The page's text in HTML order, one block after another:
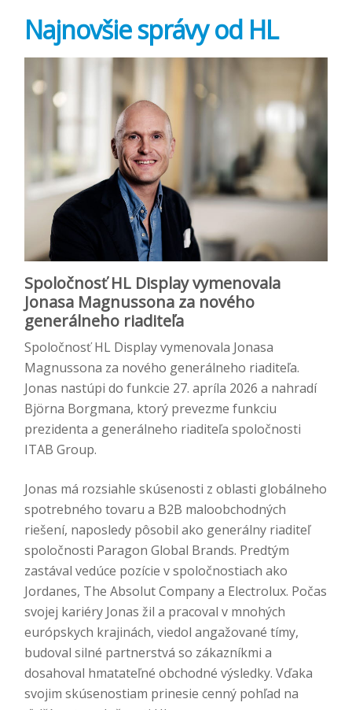
Najnovšie správy od HL
Spoločnosť HL Display vymenovala
Jonasa Magnussona za nového
generálneho riaditeľa
Spoločnosť HL Display vymenovala Jonasa
Magnussona za nového generálneho riaditeľa.
Jonas nastúpi do funkcie 27. apríla 2026 a nahradí
Björna Borgmana, ktorý prevezme funkciu
prezidenta a generálneho riaditeľa spoločnosti
ITAB Group.
Jonas má rozsiahle skúsenosti z oblasti globálneho
spotrebného tovaru a B2B maloobchodných
riešení, naposledy pôsobil ako generálny riaditeľ
spoločnosti Paragon Global Brands. Predtým
zastával vedúce pozície v spoločnostiach ako
Jordanes, The Absolut Company a Electrolux. Počas
svojej kariéry Jonas žil a pracoval v mnohých
európskych krajinách, viedol angažované tímy,
budoval silné partnerstvá so zákazníkmi a
dosahoval hmatateľné obchodné výsledky. Vďaka
svojim skúsenostiam prinesie cenný pohľad na